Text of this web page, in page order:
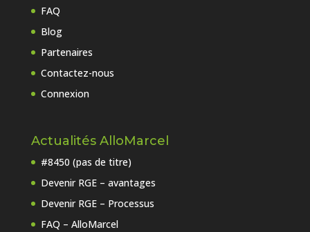
FAQ
Blog
Partenaires
Contactez-nous
Connexion
Actualités AlloMarcel
#8450 (pas de titre)
Devenir RGE – avantages
Devenir RGE – Processus
FAQ – AlloMarcel